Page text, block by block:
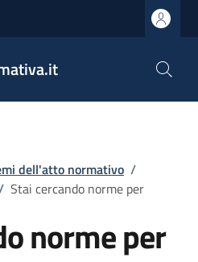
dell'atto normativo /
Stai cercando norme per
norme per